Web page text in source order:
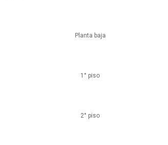
Planta baja
1° piso
2° piso